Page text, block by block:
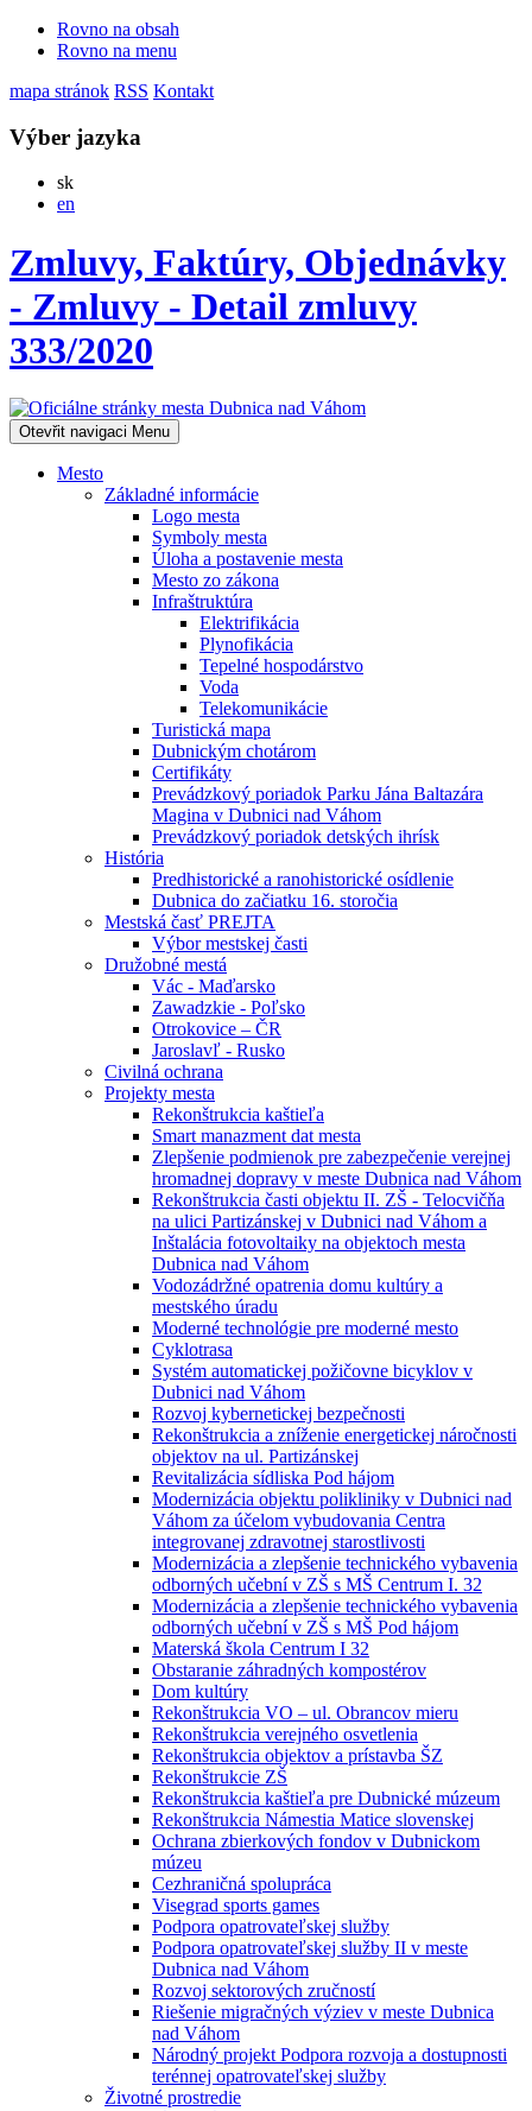
Rovno na obsah
Rovno na menu
mapa stránok RSS Kontakt
Výber jazyka
skSlovensky
en
Zmluvy, Faktúry, Objednávky
- Zmluvy - Detail zmluvy
333/2020
Otevřit navigaci Menu
Mesto
Základné informácie
Logo mesta
Symboly mesta
Úloha a postavenie mesta
Mesto zo zákona
Infraštruktúra
Elektrifikácia
Plynofikácia
Tepelné hospodárstvo
Voda
Telekomunikácie
Turistická mapa
Dubnickým chotárom
Certifikáty
Prevádzkový poriadok Parku Jána Baltazára
Magina v Dubnici nad Váhom
Prevádzkový poriadok detských ihrísk
História
Predhistorické a ranohistorické osídlenie
Dubnica do začiatku 16. storočia
Mestská časť PREJTA
Výbor mestskej časti
Družobné mestá
Vác - Maďarsko
Zawadzkie - Poľsko
Otrokovice – ČR
Jaroslavľ - Rusko
Civilná ochrana
Projekty mesta
Rekonštrukcia kaštieľa
Smart manazment dat mesta
Zlepšenie podmienok pre zabezpečenie verejnej
hromadnej dopravy v meste Dubnica nad Váhom
Rekonštrukcia časti objektu II. ZŠ - Telocvičňa
na ulici Partizánskej v Dubnici nad Váhom a
Inštalácia fotovoltaiky na objektoch mesta
Dubnica nad Váhom
Vodozádržné opatrenia domu kultúry a
mestského úradu
Moderné technológie pre moderné mesto
Cyklotrasa
Systém automatickej požičovne bicyklov v
Dubnici nad Váhom
Rozvoj kybernetickej bezpečnosti
Rekonštrukcia a zníženie energetickej náročnosti
objektov na ul. Partizánskej
Revitalizácia sídliska Pod hájom
Modernizácia objektu polikliniky v Dubnici nad
Váhom za účelom vybudovania Centra
integrovanej zdravotnej starostlivosti
Modernizácia a zlepšenie technického vybavenia
odborných učební v ZŠ s MŠ Centrum I. 32
Modernizácia a zlepšenie technického vybavenia
odborných učební v ZŠ s MŠ Pod hájom
Materská škola Centrum I 32
Obstaranie záhradných kompostérov
Dom kultúry
Rekonštrukcia VO – ul. Obrancov mieru
Rekonštrukcia verejného osvetlenia
Rekonštrukcia objektov a prístavba ŠZ
Rekonštrukcie ZŠ
Rekonštrukcia kaštieľa pre Dubnické múzeum
Rekonštrukcia Námestia Matice slovenskej
Ochrana zbierkových fondov v Dubnickom
múzeu
Cezhraničná spolupráca
Visegrad sports games
Podpora opatrovateľskej služby
Podpora opatrovateľskej služby II v meste
Dubnica nad Váhom
Rozvoj sektorových zručností
Riešenie migračných výziev v meste Dubnica
nad Váhom
Národný projekt Podpora rozvoja a dostupnosti
terénnej opatrovateľskej služby
Životné prostredie